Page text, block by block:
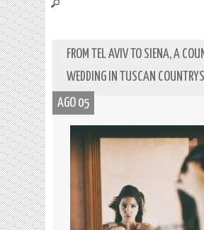
FROM TEL AVIV TO SIENA, A
WEDDING IN TUSCAN
AGO 05